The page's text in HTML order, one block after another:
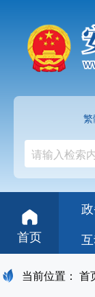
繁
首页
当前位置： 首